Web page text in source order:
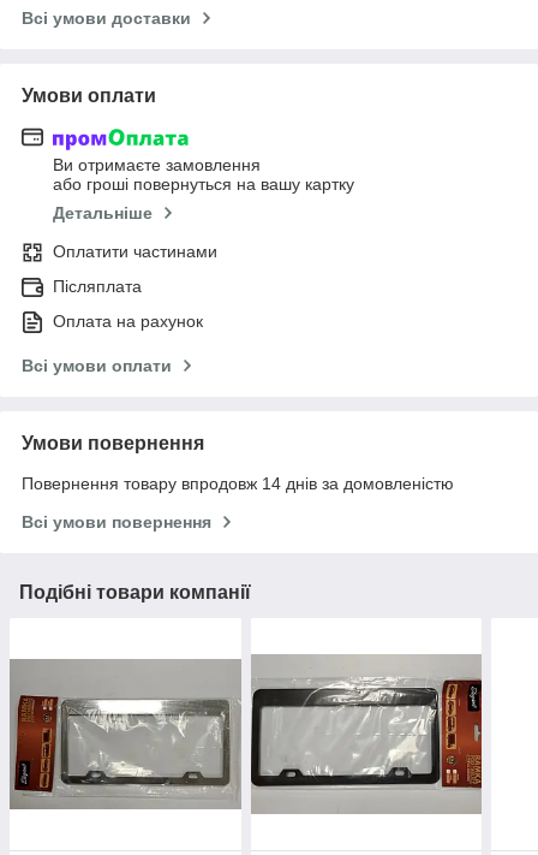
Всі умови доставки
Умови оплати
Ви отримаєте замовлення
або гроші повернуться на вашу картку
Детальніше
Оплатити частинами
Післяплата
Оплата на рахунок
Всі умови оплати
Умови повернення
Повернення товару впродовж 14 днів за домовленістю
Всі умови повернення
Подібні товари компанії